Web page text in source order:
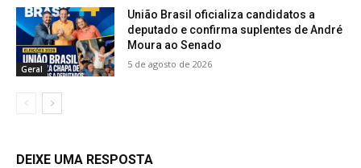
Geral
União Brasil oficializa candidatos a
deputado e confirma suplentes de André
Moura ao Senado
5 de agosto de 2026
DEIXE UMA RESPOSTA